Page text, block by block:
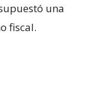
una
fiscal.